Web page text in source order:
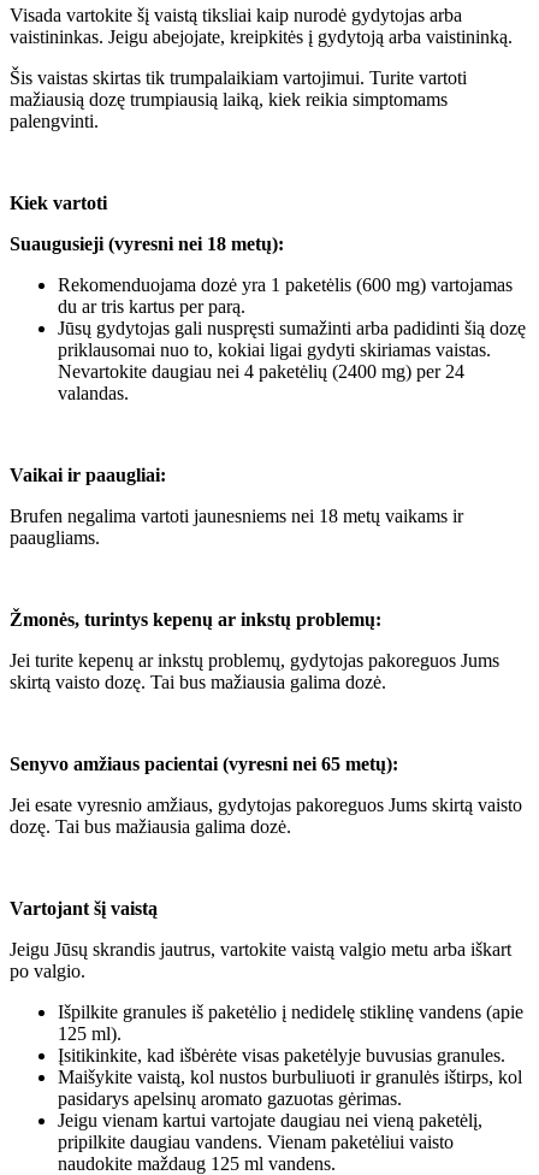
Visada vartokite šį vaistą tiksliai kaip nurodė gydytojas arba
vaistininkas. Jeigu abejojate, kreipkitės į gydytoją arba vaistininką.
Šis vaistas skirtas tik trumpalaikiam vartojimui. Turite vartoti
mažiausią dozę trumpiausią laiką, kiek reikia simptomams
palengvinti.
Kiek vartoti
Suaugusieji (vyresni nei 18 metų):
Rekomenduojama dozė yra 1 paketėlis (600 mg) vartojamas
du ar tris kartus per parą.
Jūsų gydytojas gali nuspręsti sumažinti arba padidinti šią dozę
priklausomai nuo to, kokiai ligai gydyti skiriamas vaistas.
Nevartokite daugiau nei 4 paketėlių (2400 mg) per 24
valandas.
Vaikai ir paaugliai:
Brufen negalima vartoti jaunesniems nei 18 metų vaikams ir
paaugliams.
Žmonės, turintys kepenų ar inkstų problemų:
Jei turite kepenų ar inkstų problemų, gydytojas pakoreguos Jums
skirtą vaisto dozę. Tai bus mažiausia galima dozė.
Senyvo amžiaus pacientai (vyresni nei 65 metų):
Jei esate vyresnio amžiaus, gydytojas pakoreguos Jums skirtą vaisto
dozę. Tai bus mažiausia galima dozė.
Vartojant šį vaistą
Jeigu Jūsų skrandis jautrus, vartokite vaistą valgio metu arba iškart
po valgio.
Išpilkite granules iš paketėlio į nedidelę stiklinę vandens (apie
125 ml).
Įsitikinkite, kad išbėrėte visas paketėlyje buvusias granules.
Maišykite vaistą, kol nustos burbuliuoti ir granulės ištirps, kol
pasidarys apelsinų aromato gazuotas gėrimas.
Jeigu vienam kartui vartojate daugiau nei vieną paketėlį,
pripilkite daugiau vandens. Vienam paketėliui vaisto
naudokite maždaug 125 ml vandens.